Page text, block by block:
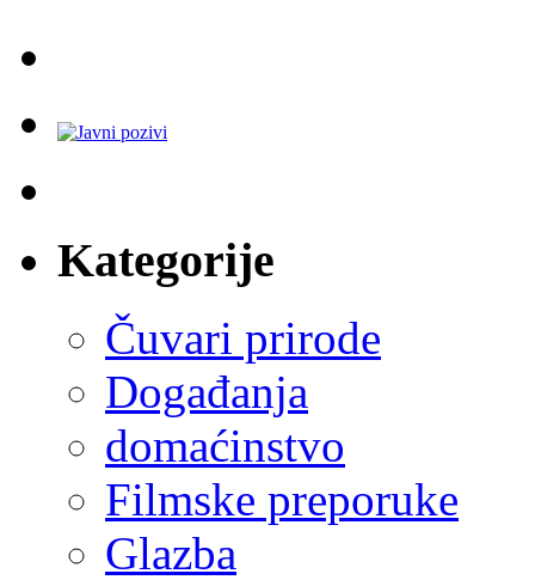
Kategorije
Čuvari prirode
Događanja
domaćinstvo
Filmske preporuke
Glazba